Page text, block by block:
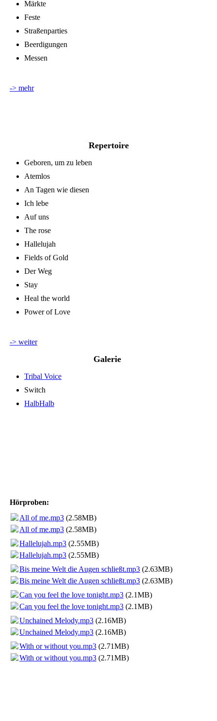
Märkte
Feste
Straßenparties
Beerdigungen
Messen
-> mehr
Repertoire
Geboren, um zu leben
Atemlos
An Tagen wie diesen
Ich lebe
Auf uns
The rose
Hallelujah
Fields of Gold
Der Weg
Stay
Heal the world
Power of Love
-> weiter
Galerie
Tribal Voice
Switch
HalbHalb
Hörproben:
All of me.mp3 (2.58MB)
All of me.mp3 (2.58MB)
Hallelujah.mp3 (2.55MB)
Hallelujah.mp3 (2.55MB)
Bis meine Welt die Augen schließt.mp3 (2.63MB)
Bis meine Welt die Augen schließt.mp3 (2.63MB)
Can you feel the love tonight.mp3 (2.1MB)
Can you feel the love tonight.mp3 (2.1MB)
Unchained Melody.mp3 (2.16MB)
Unchained Melody.mp3 (2.16MB)
With or without you.mp3 (2.71MB)
With or without you.mp3 (2.71MB)